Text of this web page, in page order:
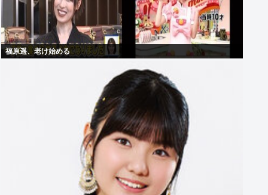
福原遥、老け始める